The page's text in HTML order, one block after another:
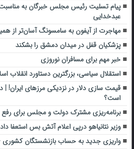
پیام تسلیت رئیس مجلس خبرگان به
عبدخدایی
مهاجرت از آیفون به سامسونگ آسان‌تر از
پزشکیان قفل در میدان دمشق را بشکند
خبر مهم برای مسافران نوروزی
استقلال سیاسی، بزرگترین دستاورد انقلاب
است؟
برنامه‌ریزی مشترک دولت و مجلس برای
وزیر نتانیاهو درپی اعلام آتش بس استعفا
واریزی جدید به حساب بازنشستگان کشوری